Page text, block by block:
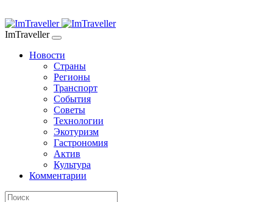
ImTraveller
Новости
Страны
Регионы
Транспорт
События
Советы
Технологии
Экотуризм
Гастрономия
Актив
Культура
Комментарии